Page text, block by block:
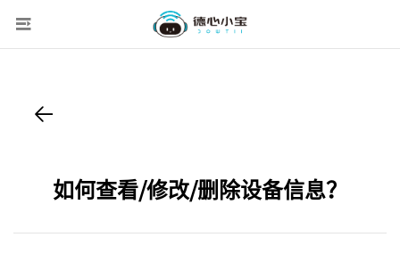
如何查看/修改/删除设备信息？